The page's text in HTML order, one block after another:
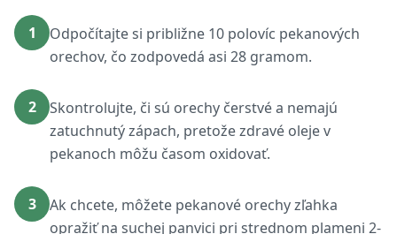
1
Odpočítajte si približne 10 polovíc pekanových
orechov, čo zodpovedá asi 28 gramom.
2
Skontrolujte, či sú orechy čerstvé a nemajú
zatuchnutý zápach, pretože zdravé oleje v
pekanoch môžu časom oxidovať.
3
Ak chcete, môžete pekanové orechy zľahka
opražiť na suchej panvici pri strednom plameni 2-